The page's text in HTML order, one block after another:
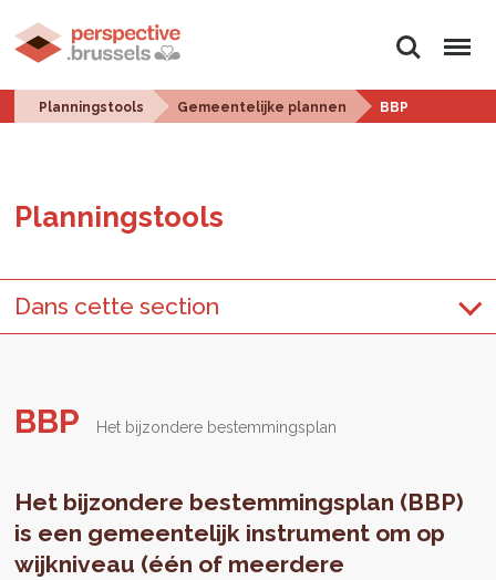
Zoeken Menu
Planningstools Gemeentelijke plannen BBP
Plan­ningstools
Dans cette section
BBP Het bijzondere bestemmingsplan
Het bijzondere bestemmingsplan (BBP)
is een gemeentelijk instrument om op
wijkniveau (één of meerdere